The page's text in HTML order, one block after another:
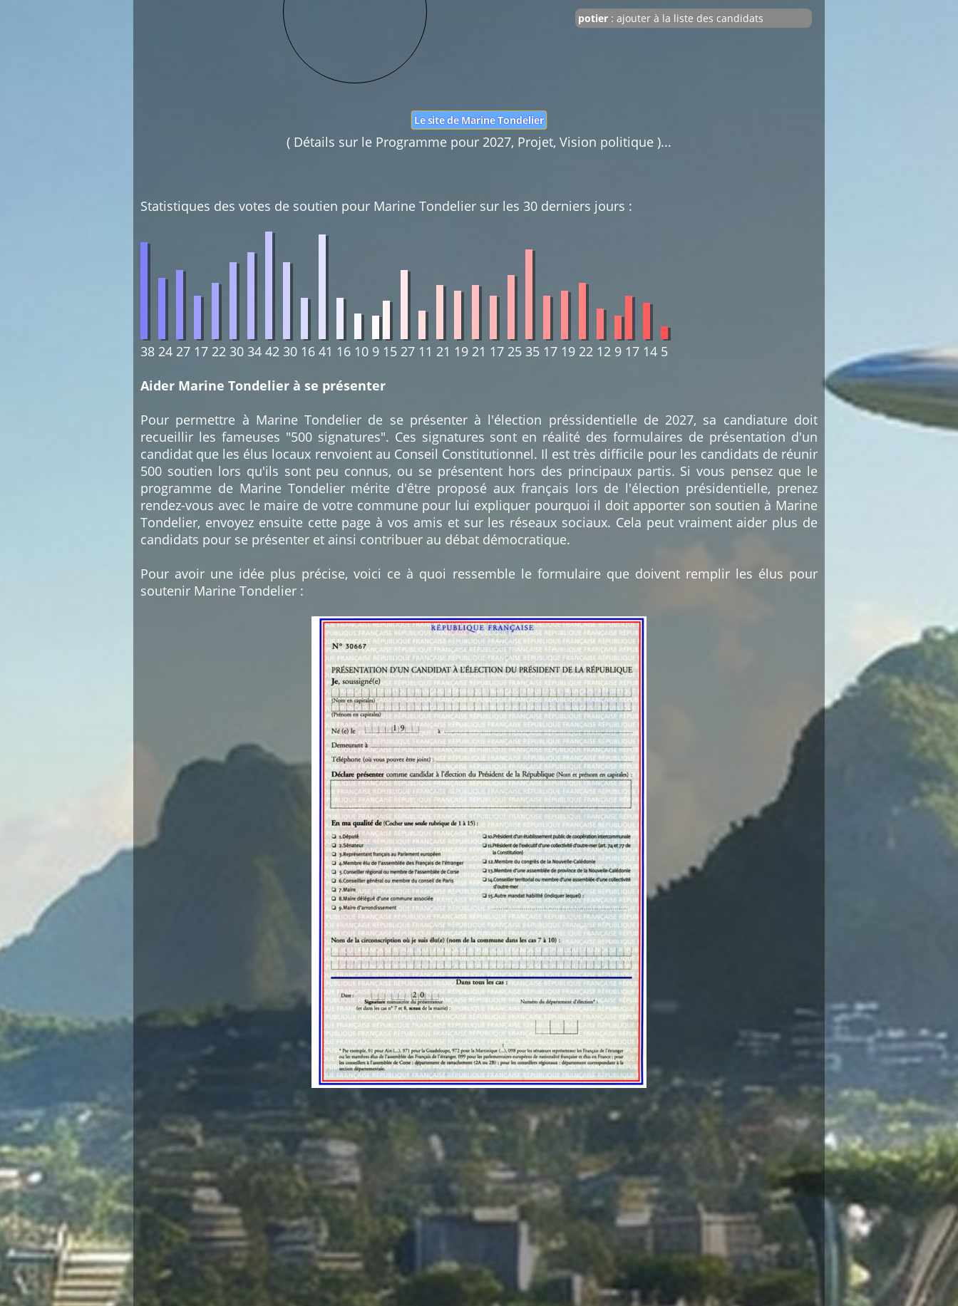
Nom :
Mail :
potier : ajouter à la liste des candidats
Le site de Marine Tondelier
( Détails sur le Programme pour 2027, Projet, Vision politique )...
Statistiques des votes de soutien pour Marine Tondelier sur les 30 derniers jours :
38 24 27 17 22 30 34 42 30 16 41 16 10 9 15 27 11 21 19 21 17 25 35 17 19 22 12 9 17 14 5
Aider Marine Tondelier à se présenter
Pour permettre à Marine Tondelier de se présenter à l'élection préssidentielle de 2027, sa candiature doit
recueillir les fameuses "500 signatures". Ces signatures sont en réalité des formulaires de présentation d'un
candidat que les élus locaux renvoient au Conseil Constitutionnel. Il est très difficile pour les candidats de réunir
500 soutien lors qu'ils sont peu connus, ou se présentent hors des principaux partis. Si vous pensez que le
programme de Marine Tondelier mérite d'être proposé aux français lors de l'élection présidentielle, prenez
rendez-vous avec le maire de votre commune pour lui expliquer pourquoi il doit apporter son soutien à Marine
Tondelier, envoyez ensuite cette page à vos amis et sur les réseaux sociaux. Cela peut vraiment aider plus de
candidats pour se présenter et ainsi contribuer au débat démocratique.
Pour avoir une idée plus précise, voici ce à quoi ressemble le formulaire que doivent remplir les élus pour
soutenir Marine Tondelier :